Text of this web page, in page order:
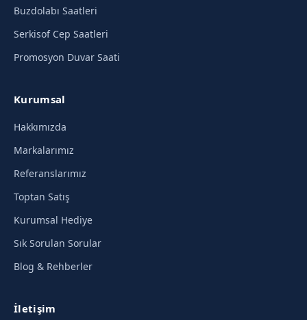
Buzdolabı Saatleri
Serkisof Cep Saatleri
Promosyon Duvar Saati
Kurumsal
Hakkımızda
Markalarımız
Referanslarımız
Toptan Satış
Kurumsal Hediye
Sık Sorulan Sorular
Blog & Rehberler
İletişim